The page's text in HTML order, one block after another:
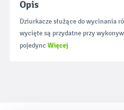
Opis
Dziurkacze służące do wycinania
wycięte są przydatne przy
pojedync Więcej